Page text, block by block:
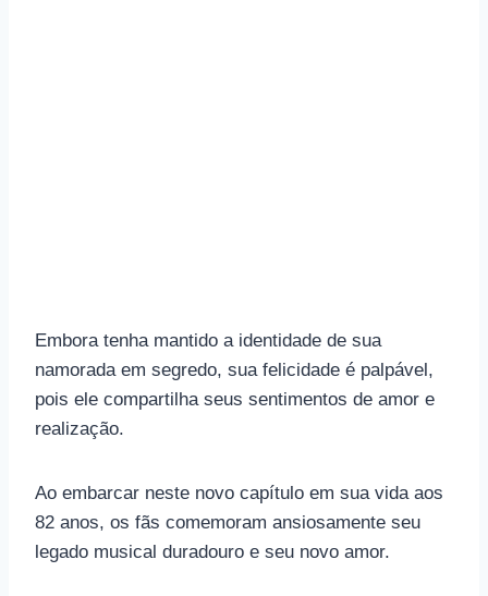
Embora tenha mantido a identidade de sua
namorada em segredo, sua felicidade é palpável,
pois ele compartilha seus sentimentos de amor e
realização.
Ao embarcar neste novo capítulo em sua vida aos
82 anos, os fãs comemoram ansiosamente seu
legado musical duradouro e seu novo amor.